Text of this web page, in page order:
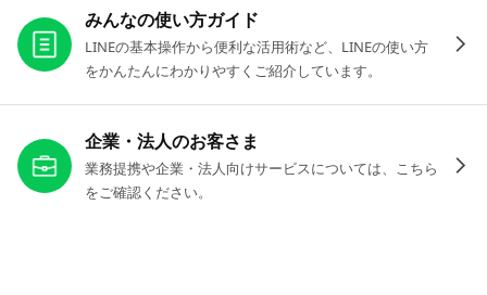
みんなの使い方ガイド
LINEの基本操作から便利な活用術など、LINEの使い方
をかんたんにわかりやすくご紹介しています。
企業・法人のお客さま
業務提携や企業・法人向けサービスについては、こちら
をご確認ください。